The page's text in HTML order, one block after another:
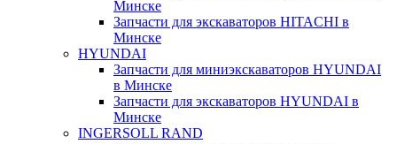
Минске
Запчасти для экскаваторов HITACHI в
Минске
HYUNDAI
Запчасти для миниэкскаваторов HYUNDAI
в Минске
Запчасти для экскаваторов HYUNDAI в
Минске
INGERSOLL RAND